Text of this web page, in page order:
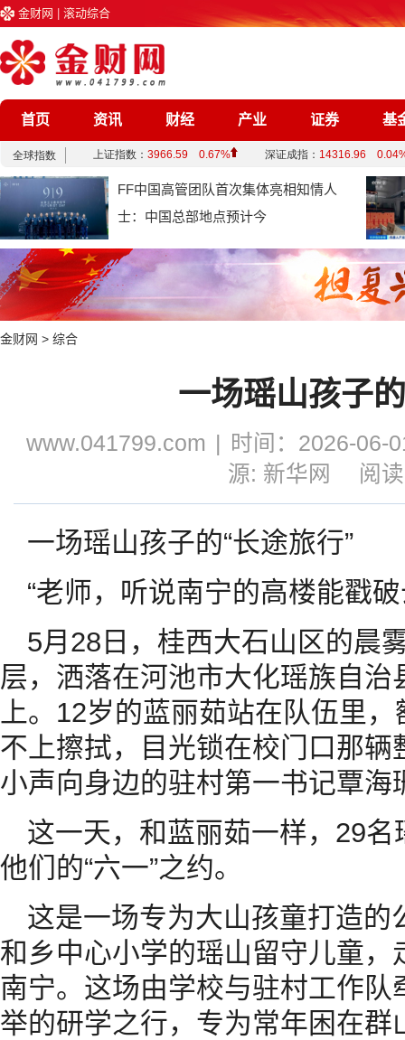
金财网 滚动综合
首页 资讯 财经 产业 证券 基
企业 文化 娱乐
综合
FF中国高管团队首次集体亮相知情人
士：中国总部地点预计今
金财网 > 综合
一场瑶山孩子
www.041799.com
时间：2026-06-
源: 新华网
阅
一场瑶山孩子的“长途旅行”
“老师，听说南宁的高楼能戳
5月28日，桂西大石山区的晨
层，洒落在河池市大化瑶族自
上。12岁的蓝丽茹站在队伍里
不上擦拭，目光锁在校门口那
小声向身边的驻村第一书记覃海
这一天，和蓝丽茹一样，29
他们的“六一”之约。
这是一场专为大山孩童打造
和乡中心小学的瑶山留守儿童
南宁。这场由学校与驻村工作
举的研学之行，专为常年困在